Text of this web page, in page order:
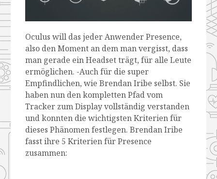
Oculus will das jeder Anwender Presence,
also den Moment an dem man vergisst, dass
man gerade ein Headset trägt, für alle Leute
ermöglichen. -Auch für die super
Empfindlichen, wie Brendan Iribe selbst. Sie
haben nun den kompletten Pfad vom
Tracker zum Display vollständig verstanden
und konnten die wichtigsten Kriterien für
dieses Phänomen festlegen. Brendan Iribe
fasst ihre 5 Kriterien für Presence
zusammen: